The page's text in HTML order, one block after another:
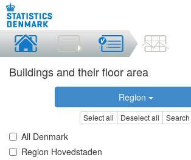
Buildings and their floor area
Region
Select all Deselect all Search
All Denmark
Region Hovedstaden